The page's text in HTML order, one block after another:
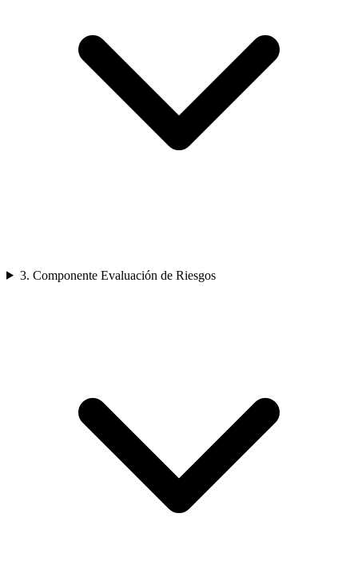
3. Componente Evaluación de Riesgos